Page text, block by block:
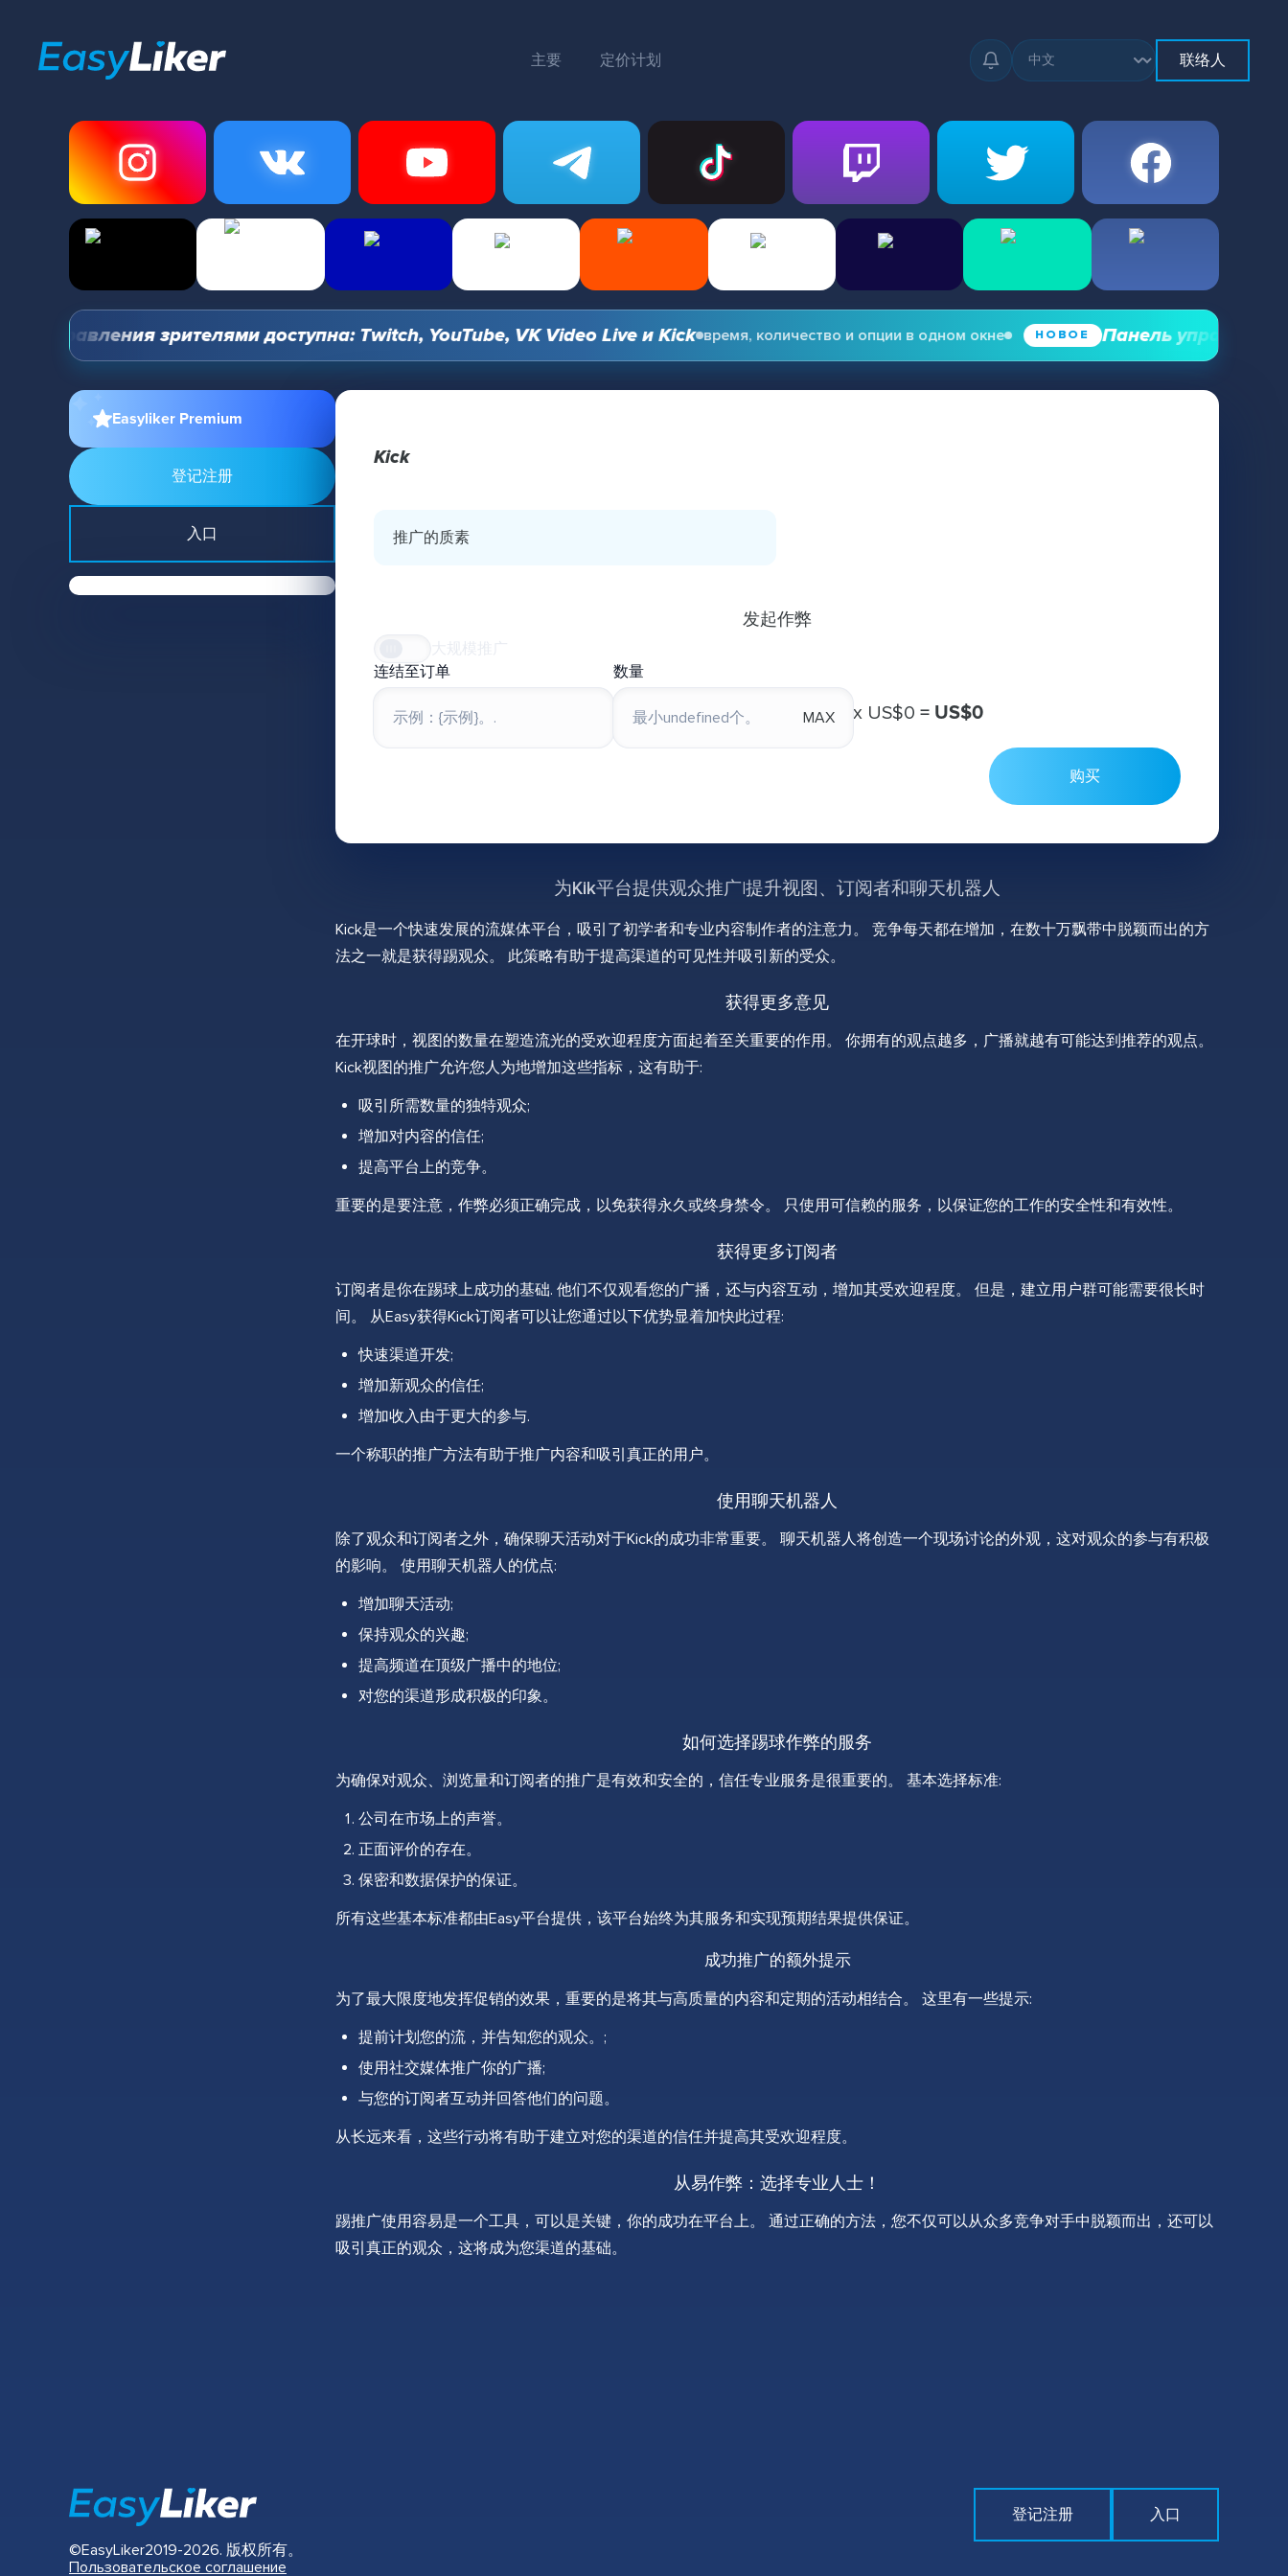
主要 定价计划 联络人
управления зрителями доступна: Twitch, YouTube, VK Video Live и Kick время, количество и опции в одном окне НОВОЕ Панель управления
Easyliker Premium
登记注册
入口
Kick
推广的质素
发起作弊
连结至订单
数量
MAX х US$0 = US$0
购买
为Kik平台提供观众推广|提升视图、订阅者和聊天机器人
Kick是一个快速发展的流媒体平台，吸引了初学者和专业内容制作者的注意力。 竞争每天都在增加，在数十万飘带中脱颖而出的方
法之一就是获得踢观众。 此策略有助于提高渠道的可见性并吸引新的受众。
获得更多意见
在开球时，视图的数量在塑造流光的受欢迎程度方面起着至关重要的作用。 你拥有的观点越多，广播就越有可能达到推荐的观点。
Kick视图的推广允许您人为地增加这些指标，这有助于:
吸引所需数量的独特观众;
增加对内容的信任;
提高平台上的竞争。
重要的是要注意，作弊必须正确完成，以免获得永久或终身禁令。 只使用可信赖的服务，以保证您的工作的安全性和有效性。
获得更多订阅者
订阅者是你在踢球上成功的基础. 他们不仅观看您的广播，还与内容互动，增加其受欢迎程度。 但是，建立用户群可能需要很长时
间。 从Easy获得Kick订阅者可以让您通过以下优势显着加快此过程:
快速渠道开发;
增加新观众的信任;
增加收入由于更大的参与.
一个称职的推广方法有助于推广内容和吸引真正的用户。
使用聊天机器人
除了观众和订阅者之外，确保聊天活动对于Kick的成功非常重要。 聊天机器人将创造一个现场讨论的外观，这对观众的参与有积极
的影响。 使用聊天机器人的优点:
增加聊天活动;
保持观众的兴趣;
提高频道在顶级广播中的地位;
对您的渠道形成积极的印象。
如何选择踢球作弊的服务
为确保对观众、浏览量和订阅者的推广是有效和安全的，信任专业服务是很重要的。 基本选择标准:
公司在市场上的声誉。
正面评价的存在。
保密和数据保护的保证。
所有这些基本标准都由Easy平台提供，该平台始终为其服务和实现预期结果提供保证。
成功推广的额外提示
为了最大限度地发挥促销的效果，重要的是将其与高质量的内容和定期的活动相结合。 这里有一些提示:
提前计划您的流，并告知您的观众。;
使用社交媒体推广你的广播;
与您的订阅者互动并回答他们的问题。
从长远来看，这些行动将有助于建立对您的渠道的信任并提高其受欢迎程度。
从易作弊：选择专业人士！
踢推广使用容易是一个工具，可以是关键，你的成功在平台上。 通过正确的方法，您不仅可以从众多竞争对手中脱颖而出，还可以
吸引真正的观众，这将成为您渠道的基础。
登记注册
入口
©EasyLiker2019-2026. 版权所有。
Пользовательское соглашение